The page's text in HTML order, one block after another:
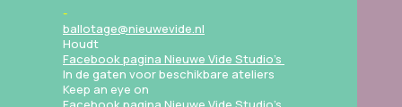
ballotage@nieuwevide.nl
Houdt
Facebook pagina Nieuwe Vide Studio’s
In de gaten voor beschikbare ateliers
Keep an eye on